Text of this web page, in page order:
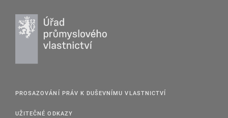
PROSAZOVÁNÍ PRÁV K DUŠEVNÍMU VLASTNICTVÍ
UŽITEČNÉ ODKAZY